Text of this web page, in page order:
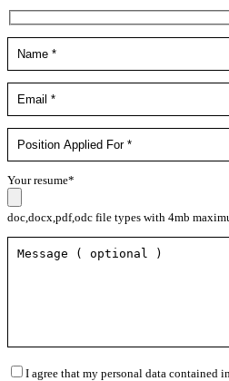
Your resume*
doc,docx,pdf,odc file types with 4mb
I agree that my personal data contained